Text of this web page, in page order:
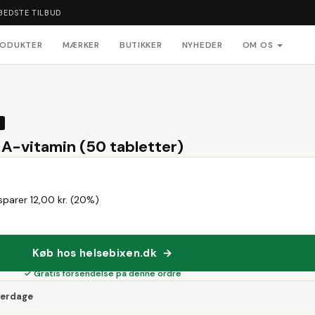
TILBUD
MÆRKER BUTIKKER NYHEDER OM OS
vitamin (50 tabletter)
12,00 kr. (20%)
Køb hos helsebixen.dk →
✓ Gratis forsendelse på denne ordre